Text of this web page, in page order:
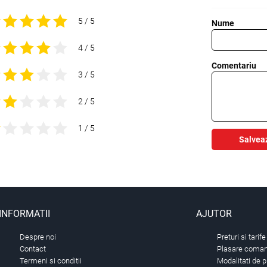
5 / 5
4 / 5
3 / 5
2 / 5
1 / 5
Nume
Comentariu
Despre noi
Contact
Termeni si conditii
AJUTOR
Preturi si tarife
Plasare
Modalitati de